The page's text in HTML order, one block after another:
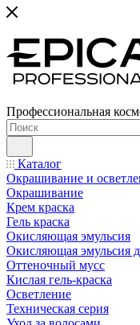
Профессиональная
Каталог
Окрашивание и
Окрашивание
Крем краска
Гель краска
Окисляющая эмульсия
Окисляющая эмульсия
Оттеночный мусс
Кислая гель-краска
Осветление
Техническая серия